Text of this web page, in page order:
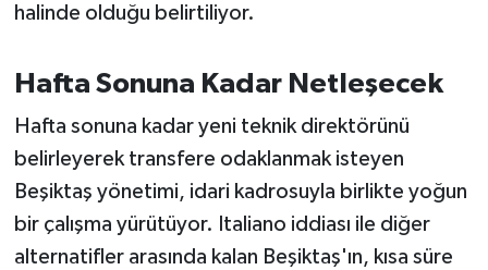
halinde olduğu belirtiliyor.
Hafta Sonuna Kadar Netleşecek
Hafta sonuna kadar yeni teknik direktörünü
belirleyerek transfere odaklanmak isteyen
Beşiktaş yönetimi, idari kadrosuyla birlikte yoğun
bir çalışma yürütüyor. Italiano iddiası ile diğer
alternatifler arasında kalan Beşiktaş'ın, kısa süre
VİZYONDAKİLER
YAŞAM